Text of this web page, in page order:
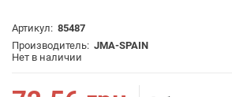
Артикул: 85487
Производитель: JMA-SPAIN
Нет в наличии